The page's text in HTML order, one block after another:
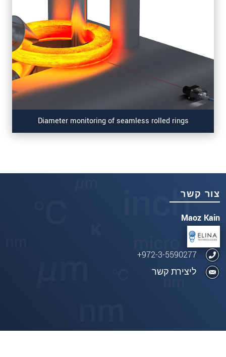
Diameter monitoring of seamless rolled rings
צור קשר
Maoz Kain
972-3-5590277+
ליצירת קשר